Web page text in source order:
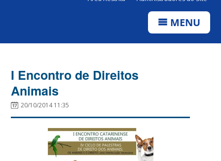
MENU
I Encontro de Direitos
Animais
20/10/2014 11:35